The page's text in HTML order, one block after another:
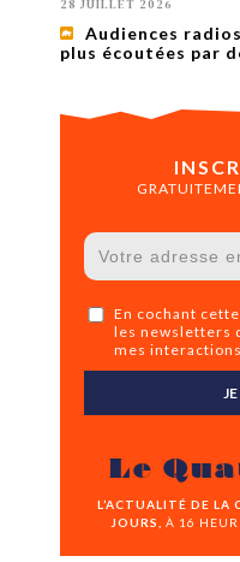
28 JUILLET 2026
Audiences
plus écoutées par
En cochant
les newsletters
mes
Le
L’ACTUALITÉ DE
JOURS,
À 16